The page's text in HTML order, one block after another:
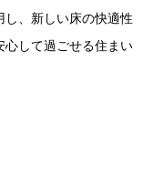
、新しい床の快適性
心して過ごせる住まい